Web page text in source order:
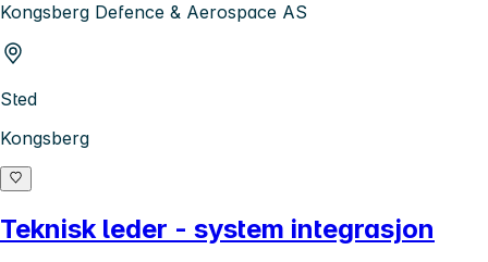
Kongsberg Defence & Aerospace AS
Sted
Kongsberg
Teknisk leder - system integrasjon